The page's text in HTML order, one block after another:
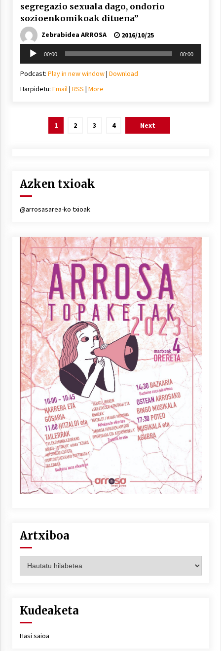
segregazio sexuala dago, ondorio
sozioenkomikoak dituena”
Zebrabidea ARROSA
2016/10/25
Soinu
erreproduzigailua
00:00 00:00
Podcast: Play in new window| Download
Harpidetu: Email| RSS | More
1 2 3 4 Next
Azken txioak
@arrosasarea-ko txioak
Artxiboa
Kudeaketa
Hasi saioa